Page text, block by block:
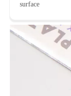
surface